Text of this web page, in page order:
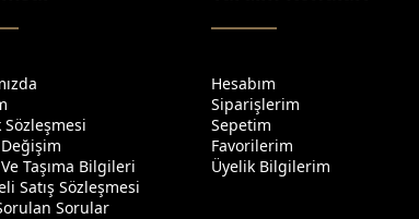
Taşıma Bilgileri
Satış Sözleşmesi
Sorular
Hesabım
Siparişlerim
Sepetim
Favorilerim
Üyelik Bilgilerim